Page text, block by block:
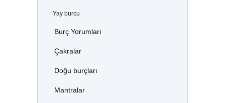
Yay burcu
Burç Yorumları
Çakralar
Doğu burçları
Mantralar